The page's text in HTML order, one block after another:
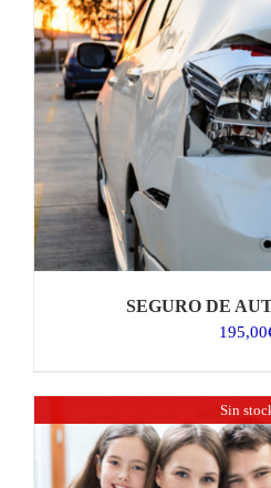
SEGURO DE
195,00
Sin